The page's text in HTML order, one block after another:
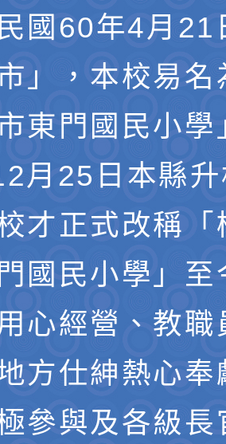
國60年4月21
」，本校易名
東門國民小學
月25日本縣
才正式改稱「
國民小學」
心經營、教職
方仕紳熱心奉
參與及各級長